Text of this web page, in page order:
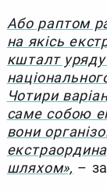
Або раптом
на якісь
кшталт уряду
Чотири
саме собою
вони
шляхом», –